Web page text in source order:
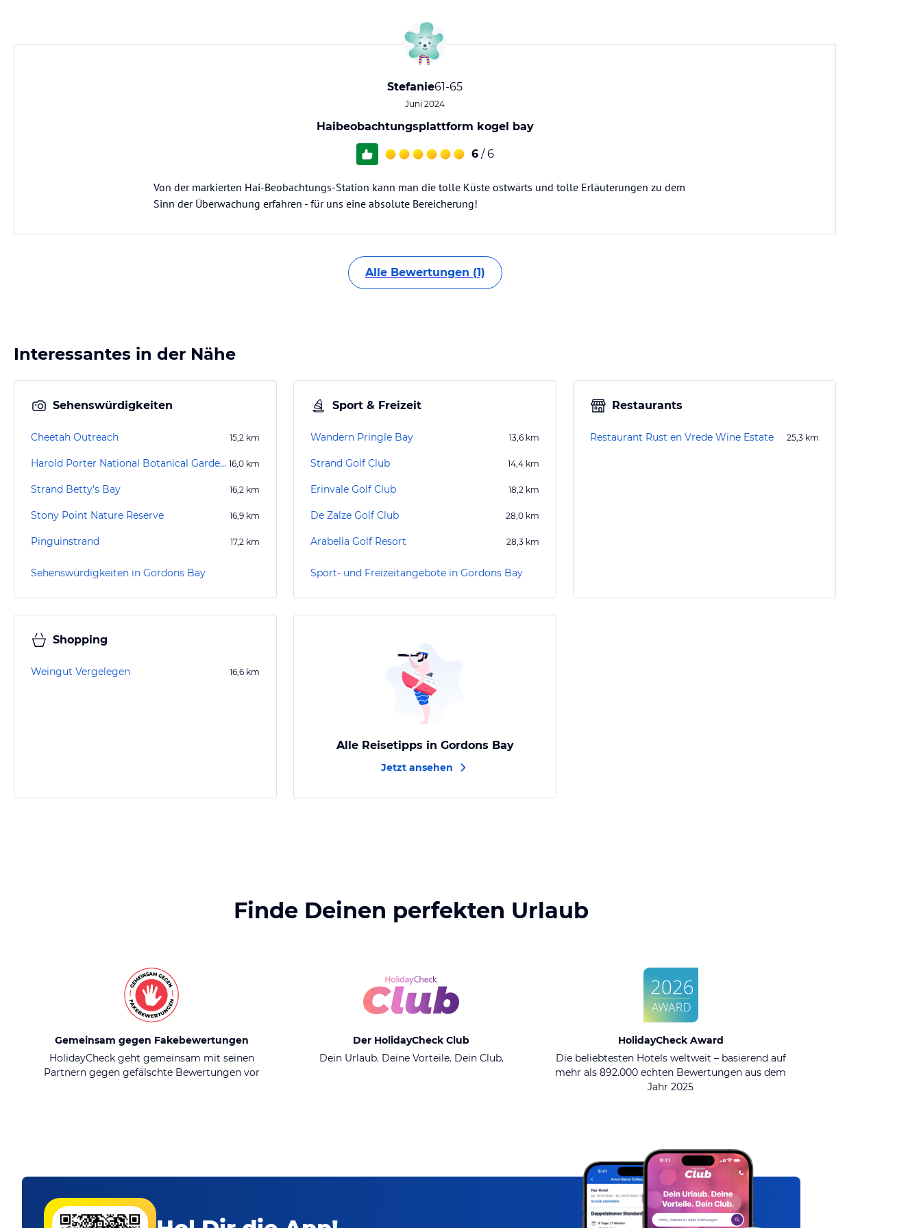
Stefanie61-65
Juni 2024
Haibeobachtungsplattform kogel bay
6 / 6
Von der markierten Hai-Beobachtungs-Station kann man die tolle Küste ostwärts und tolle Erläuterungen zu dem
Sinn der Überwachung erfahren - für uns eine absolute Bereicherung!
Alle Bewertungen (1)
Interessantes in der Nähe
Sehenswürdigkeiten
Cheetah Outreach 15,2 km
Harold Porter National Botanical Gardens 16,0 km
Strand Betty's Bay 16,2 km
Stony Point Nature Reserve 16,9 km
Pinguinstrand 17,2 km
Sehenswürdigkeiten in Gordons Bay
Sport & Freizeit
Wandern Pringle Bay 13,6 km
Strand Golf Club 14,4 km
Erinvale Golf Club 18,2 km
De Zalze Golf Club 28,0 km
Arabella Golf Resort 28,3 km
Sport- und Freizeitangebote in Gordons Bay
Restaurants
Restaurant Rust en Vrede Wine Estate 25,3 km
Shopping
Weingut Vergelegen 16,6 km
Alle Reisetipps in Gordons Bay
Jetzt ansehen
Finde Deinen perfekten Urlaub
Gemeinsam gegen Fakebewertungen
HolidayCheck geht gemeinsam mit seinen
Partnern gegen gefälschte Bewertungen vor
Der HolidayCheck Club
Dein Urlaub. Deine Vorteile. Dein Club.
HolidayCheck Award
Die beliebtesten Hotels weltweit – basierend auf
mehr als 892.000 echten Bewertungen aus dem
Jahr 2025